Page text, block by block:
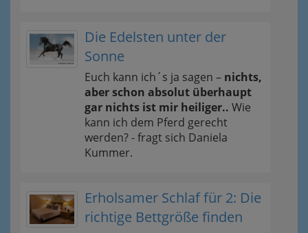
Die Edelsten unter der
Sonne
Euch kann ich´s ja sagen – nichts,
aber schon absolut überhaupt
gar nichts ist mir heiliger.. Wie
kann ich dem Pferd gerecht
werden? - fragt sich Daniela
Kummer.
Erholsamer Schlaf für 2: Die
richtige Bettgröße finden